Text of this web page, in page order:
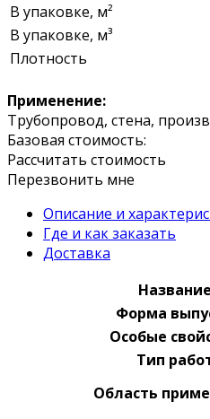
В упаковке, м²
В упаковке, м³
Плотность
Применение:
Трубопровод, стена,
Базовая стоимость:
Рассчитать стоимость
Перезвонить мне
Описание и
Где и как заказать
Доставка
Название
Форма
Особые
Тип
Область